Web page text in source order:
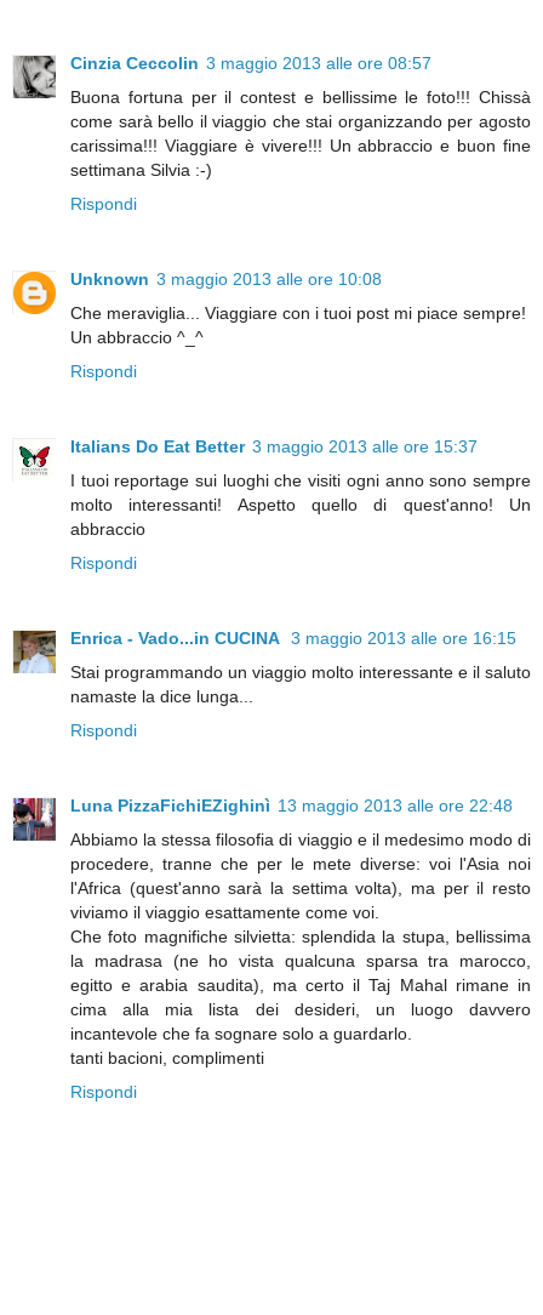
Cinzia Ceccolin 3 maggio 2013 alle ore 08:57
Buona fortuna per il contest e bellissime le foto!!! Chissà
come sarà bello il viaggio che stai organizzando per agosto
carissima!!! Viaggiare è vivere!!! Un abbraccio e buon fine
settimana Silvia :-)
Rispondi
Unknown 3 maggio 2013 alle ore 10:08
Che meraviglia... Viaggiare con i tuoi post mi piace sempre!
Un abbraccio ^_^
Rispondi
Italians Do Eat Better 3 maggio 2013 alle ore 15:37
I tuoi reportage sui luoghi che visiti ogni anno sono sempre
molto interessanti! Aspetto quello di quest'anno! Un
abbraccio
Rispondi
Enrica - Vado...in CUCINA 3 maggio 2013 alle ore 16:15
Stai programmando un viaggio molto interessante e il saluto
namaste la dice lunga...
Rispondi
Luna PizzaFichiEZighinì 13 maggio 2013 alle ore 22:48
Abbiamo la stessa filosofia di viaggio e il medesimo modo di
procedere, tranne che per le mete diverse: voi l'Asia noi
l'Africa (quest'anno sarà la settima volta), ma per il resto
viviamo il viaggio esattamente come voi.
Che foto magnifiche silvietta: splendida la stupa, bellissima
la madrasa (ne ho vista qualcuna sparsa tra marocco,
egitto e arabia saudita), ma certo il Taj Mahal rimane in
cima alla mia lista dei desideri, un luogo davvero
incantevole che fa sognare solo a guardarlo.
tanti bacioni, complimenti
Rispondi